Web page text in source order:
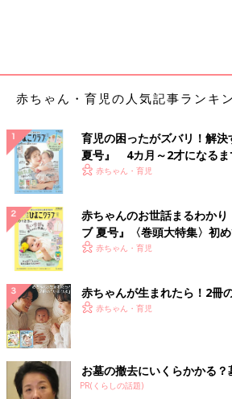
疲れすぎているサイン。「疲れると眠くな
にとっては当たり前のことです。しかし、
りや夜泣き が起こってしまうんですよ。
だから、赤ちゃんが疲れすぎる前に眠ら
す。
-そうだったんですね…！ どうすれば赤
ち早くキャッチできるのでしょう？
愛波さん：お母さんたちは、日々マルチタ
しく過ごしているので、赤ちゃんの眠く
っておくのは難しいですよね。
そこで知っておきたいのが、月齢ごとの1
間とは、赤ちゃんが起き続けていられる時
知っておけば「そろそろ眠くなる時間かな
ンをキャッチしやすくなります。
赤ちゃん・育児の人気記事ランキ
育児の困ったがズバリ！解
夏号』 4カ月～2才になるま
いっぱい！
赤ちゃん・育児
赤ちゃんのお世話まるわか
ブ 夏号』〈巻頭大特集〉初
く！ おっぱい・ミルクの基
赤ちゃん・育児
赤ちゃんが生まれたら！2冊
赤ちゃん・育児
お墓の撤去にいくらかかる？
PR(くらしの話題)